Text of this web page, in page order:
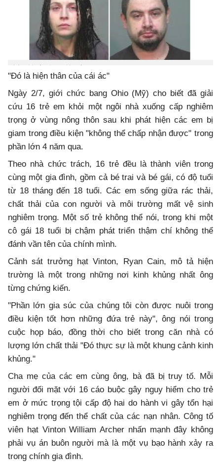
"Đó là hiện thân của cái ác"
Ngày 2/7, giới chức bang Ohio (Mỹ) cho biết đã giải
cứu 16 trẻ em khỏi một ngôi nhà xuống cấp nghiêm
trọng ở vùng nông thôn sau khi phát hiện các em bị
giam trong điều kiện "không thể chấp nhận được" trong
phần lớn 4 năm qua.
Theo nhà chức trách, 16 trẻ đều là thành viên trong
cùng một gia đình, gồm cả bé trai và bé gái, có độ tuổi
từ 18 tháng đến 18 tuổi. Các em sống giữa rác thải,
chất thải của con người và môi trường mất vệ sinh
nghiêm trọng. Một số trẻ không thể nói, trong khi một
cô gái 18 tuổi bị chậm phát triển thậm chí không thể
đánh vần tên của chính mình.
Cảnh sát trưởng hạt Vinton, Ryan Cain, mô tả hiện
trường là một trong những nơi kinh khủng nhất ông
từng chứng kiến.
"Phần lớn gia súc của chúng tôi còn được nuôi trong
điều kiện tốt hơn những đứa trẻ này", ông nói trong
cuộc họp báo, đồng thời cho biết trong căn nhà có
lượng lớn chất thải "Đó thực sự là một khung cảnh kinh
khủng."
Cha mẹ của các em cùng ông, bà đã bị truy tố. Mỗi
người đối mặt với 16 cáo buộc gây nguy hiểm cho trẻ
em ở mức trọng tội cấp độ hai do hành vi gây tổn hại
nghiêm trọng đến thể chất của các nạn nhân. Công tố
viên hạt Vinton William Archer nhấn mạnh đây không
phải vụ án buôn người mà là một vụ bạo hành xảy ra
trong chính gia đình.